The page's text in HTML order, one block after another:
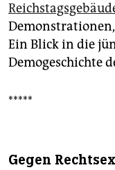
Ein Blick in die
Demogeschichte
*****
Gegen